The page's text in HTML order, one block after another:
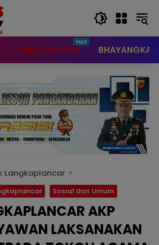
PRESS RELEASE BHAYANGKARI
Langkaplancar
Sosial dan Umum
AKP
LAKSANAKAN